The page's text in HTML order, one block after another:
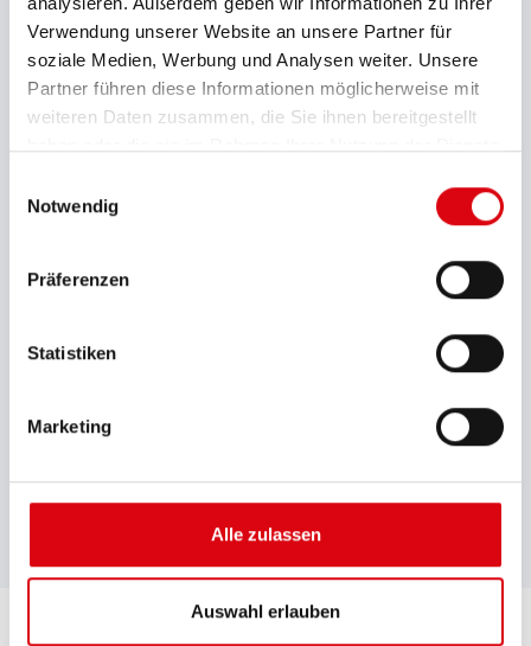
Verwendung unserer Website an unsere Partner für
soziale Medien, Werbung und Analysen weiter. Unsere
Partner führen diese Informationen möglicherweise mit
weiteren Daten zusammen, die Sie ihnen bereitgestellt
Notwendig
Präferenzen
Statistiken
Marketing
Alle zulassen
Auswahl erlauben
Max. Länge (mm)
354
Max. Breite (mm)
Max. Kastenhöhe (mm)
Max. Gesamthöhe (mm)
Batteriemerkmale
B13